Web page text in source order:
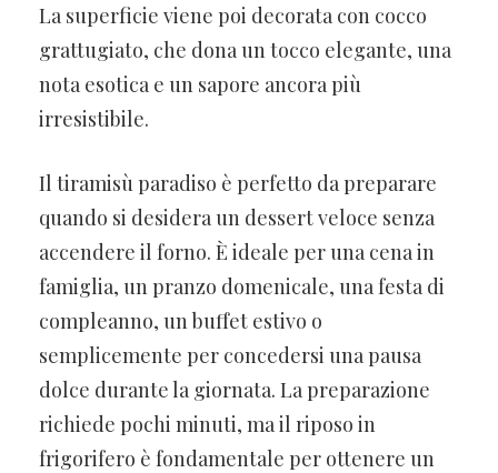
La superficie viene poi decorata con cocco
grattugiato, che dona un tocco elegante, una
nota esotica e un sapore ancora più
irresistibile.
Il tiramisù paradiso è perfetto da preparare
quando si desidera un dessert veloce senza
accendere il forno. È ideale per una cena in
famiglia, un pranzo domenicale, una festa di
compleanno, un buffet estivo o
semplicemente per concedersi una pausa
dolce durante la giornata. La preparazione
richiede pochi minuti, ma il riposo in
frigorifero è fondamentale per ottenere un